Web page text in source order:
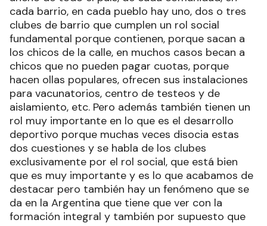
cada barrio, en cada pueblo hay uno, dos o tres
clubes de barrio que cumplen un rol social
fundamental porque contienen, porque sacan a
los chicos de la calle, en muchos casos becan a
chicos que no pueden pagar cuotas, porque
hacen ollas populares, ofrecen sus instalaciones
para vacunatorios, centro de testeos y de
aislamiento, etc. Pero además también tienen un
rol muy importante en lo que es el desarrollo
deportivo porque muchas veces disocia estas
dos cuestiones y se habla de los clubes
exclusivamente por el rol social, que está bien
que es muy importante y es lo que acabamos de
destacar pero también hay un fenómeno que se
da en la Argentina que tiene que ver con la
formación integral y también por supuesto que